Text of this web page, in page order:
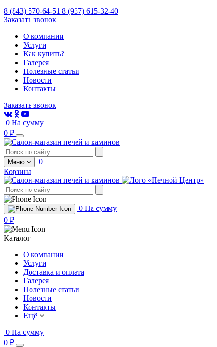
8 (843) 570-64-51 8 (937) 615-32-40
Заказать звонок
О компании
Услуги
Как купить?
Галерея
Полезные статьи
Новости
Контакты
Заказать звонок
0 На сумму
0 ₽
Меню
0
Корзина
0 На сумму
0 ₽
Каталог
О компании
Услуги
Доставка и оплата
Галерея
Полезные статьи
Новости
Контакты
Ещё
0 На сумму
0 ₽